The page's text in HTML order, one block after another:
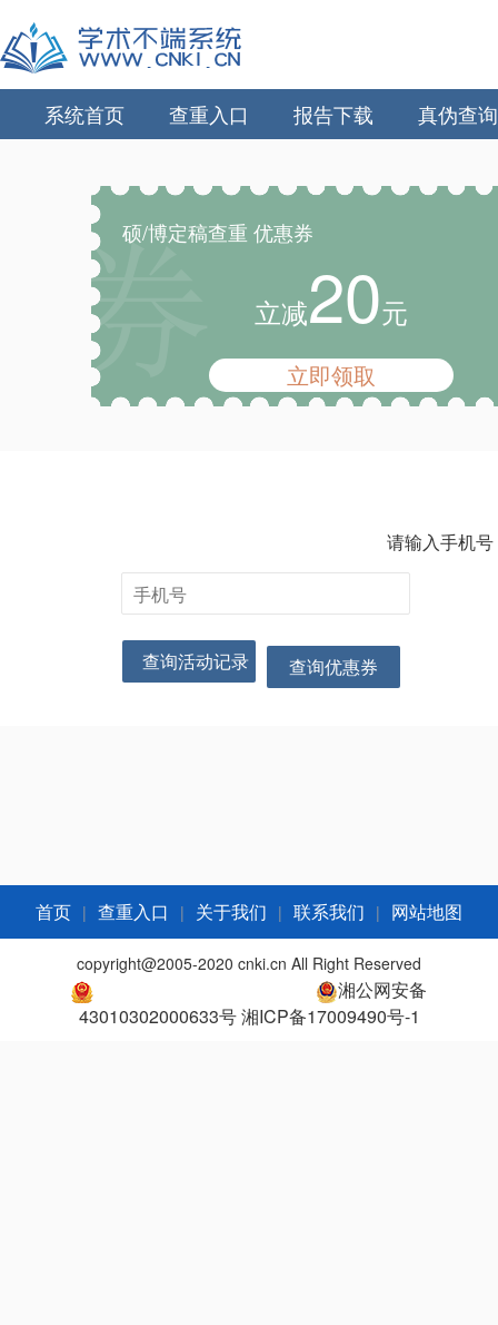
系统首页 查重入口 报告下载 真伪查询
硕/博定稿查重 优惠券
立减20元
立即领取
请输入手机号
查询活动记录 查询优惠券
首页 | 查重入口 | 关于我们 | 联系我们 | 网站地图
copyright@2005-2020 cnki.cn All Right Reserved
湘公网安备
43010302000633号湘ICP备17009490号-1